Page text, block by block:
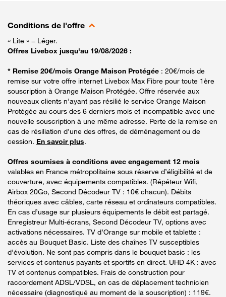
Conditions de l'offre
« Lite » = Léger.
Offres Livebox jusqu'au 19/08/2026 :
* Remise 20€/mois Orange Maison Protégée : 20€/mois de
remise sur votre offre internet Livebox Max Fibre pour toute 1ère
souscription à Orange Maison Protégée. Offre réservée aux
nouveaux clients n’ayant pas résilié le service Orange Maison
Protégée au cours des 6 derniers mois et incompatible avec une
nouvelle souscription à une même adresse. Perte de la remise en
cas de résiliation d’une des offres, de déménagement ou de
cession. En savoir plus.
Offres soumises à conditions avec engagement 12 mois
valables en France métropolitaine sous réserve d’éligibilité et de
couverture, avec équipements compatibles. (Répéteur Wifi,
Airbox 20Go, Second Décodeur TV : 10€ chacun). Débits
théoriques avec câbles, carte réseau et ordinateurs compatibles.
En cas d’usage sur plusieurs équipements le débit est partagé.
Enregistreur Multi-écrans, Second Décodeur TV, options avec
activations nécessaires. TV d’Orange sur mobile et tablette :
accès au Bouquet Basic. Liste des chaînes TV susceptibles
d’évolution. Ne sont pas compris dans le bouquet basic : les
services et contenus payants et sportifs en direct. UHD 4K : avec
TV et contenus compatibles. Frais de construction pour
raccordement ADSL/VDSL, en cas de déplacement technicien
nécessaire (diagnostiqué au moment de la souscription) : 119€.